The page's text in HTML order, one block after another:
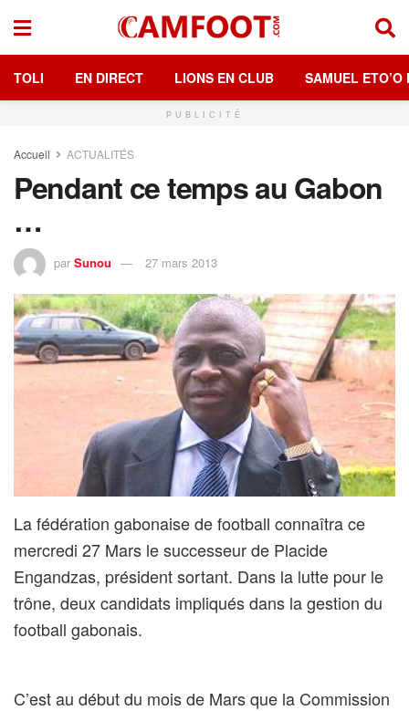
TOLI EN DIRECT LIONS EN CLUB SAMUEL ETO’O
PUBLICITÉ
Accueil ACTUALITÉS
Pendant ce temps au Gabon
…
par Sunou 27 mars 2013
La fédération gabonaise de football connaîtra ce
mercredi 27 Mars le successeur de Placide
Engandzas, président sortant. Dans la lutte pour le
trône, deux candidats impliqués dans la gestion du
football gabonais.
C’est au début du mois de Mars que la Commission